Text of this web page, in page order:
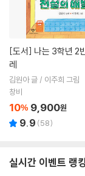
[도서]
레
김원아 글 / 이주희 그림
창비
10% 9,900원
9.9 (58)
실시간 이벤트 랭킹